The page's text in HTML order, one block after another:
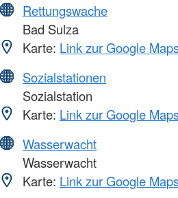
Rettungswache
Bad Sulza
Karte: Link zur Google
Sozialstationen
Sozialstation
Karte: Link zur Google
Wasserwacht
Wasserwacht
Karte: Link zur Google